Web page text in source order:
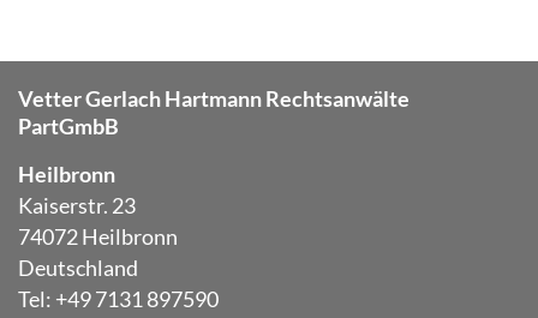
Vetter Gerlach Hartmann Rechtsanwälte
PartGmbB
Heilbronn
Kaiserstr. 23
74072 Heilbronn
Deutschland
Tel: +49 7131 897590